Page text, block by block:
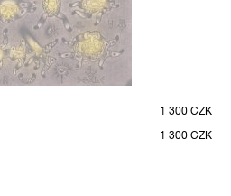
1 300 CZK
1 300 CZK